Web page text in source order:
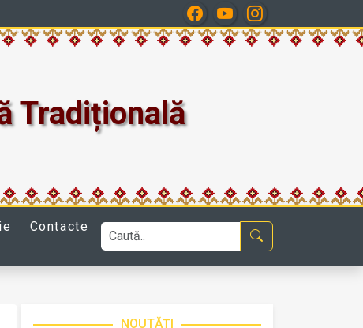
Tradițională
Contacte
NOUTĂȚI